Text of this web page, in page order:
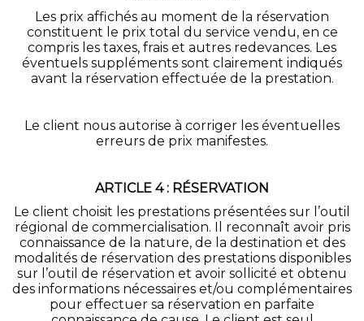
Les prix affichés au moment de la réservation
constituent le prix total du service vendu, en ce
compris les taxes, frais et autres redevances. Les
éventuels suppléments sont clairement indiqués
avant la réservation effectuée de la prestation.
Le client nous autorise à corriger les éventuelles
erreurs de prix manifestes.
ARTICLE 4 : RÉSERVATION
Le client choisit les prestations présentées sur l’outil
régional de commercialisation. Il reconnaît avoir pris
connaissance de la nature, de la destination et des
modalités de réservation des prestations disponibles
sur l’outil de réservation et avoir sollicité et obtenu
des informations nécessaires et/ou complémentaires
pour effectuer sa réservation en parfaite